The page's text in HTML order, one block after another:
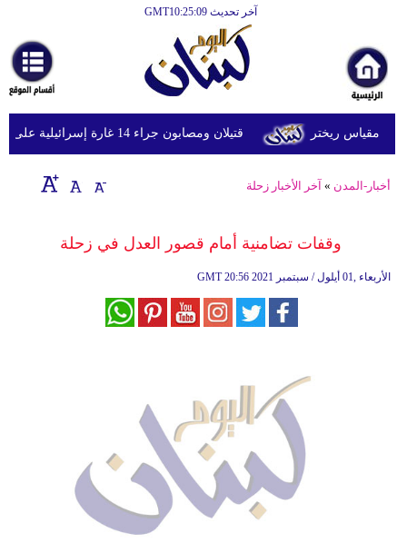
آخر تحديث GMT10:25:09
أخبارعاجلة
رياضة
ثقافة
إقتصاد
وموسيقى
قتيلان ومصابون جراء 14 غارة إسرائيلية على شرق وجنوب لبنان
أخبار-المدن » آخر الأخبار زحلة
وقفات تضامنية أمام قصور العدل في زحلة
GMT 20:56 2021 الأربعاء ,01 أيلول / سبتمبر